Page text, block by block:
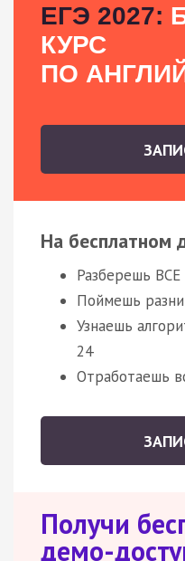
ЕГЭ 2027:
КУРС
ПО
На бесплатном
Разберешь
Поймешь
Узнаешь
24
Отработаешь
Получи
демо-